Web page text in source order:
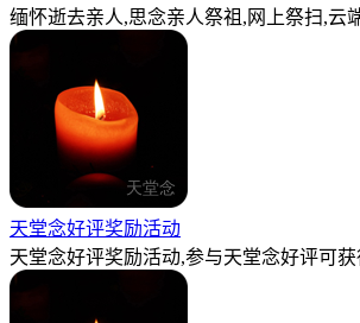
缅怀逝去亲人,思念亲人祭祖,网上祭扫,云
天堂念好评奖励活动
天堂念好评奖励活动,参与天堂念好评可